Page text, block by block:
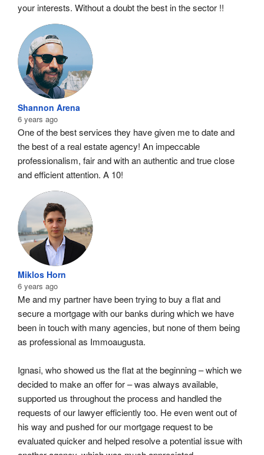
your interests. Without a doubt the best in the sector !!
Shannon Arena
6 years ago
One of the best services they have given me to date and
the best of a real estate agency! An impeccable
professionalism, fair and with an authentic and true close
and efficient attention. A 10!
Miklos Horn
6 years ago
Me and my partner have been trying to buy a flat and
secure a mortgage with our banks during which we have
been in touch with many agencies, but none of them being
as professional as Immoaugusta.
Ignasi, who showed us the flat at the beginning – which we
decided to make an offer for – was always available,
supported us throughout the process and handled the
requests of our lawyer efficiently too. He even went out of
his way and pushed for our mortgage request to be
evaluated quicker and helped resolve a potential issue with